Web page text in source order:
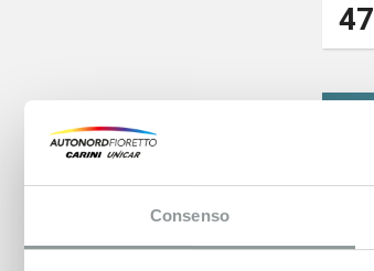
Consenso